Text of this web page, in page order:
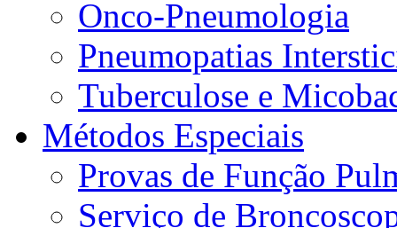
Onco-Pneumologia
Pneumopatias
Tuberculose e
Métodos Especiais
Provas de Função
Serviço de